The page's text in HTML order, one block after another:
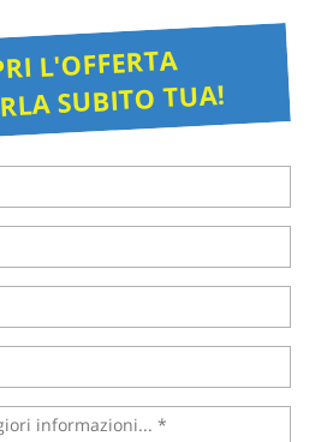
L'OFFERTA
SUBITO TUA!